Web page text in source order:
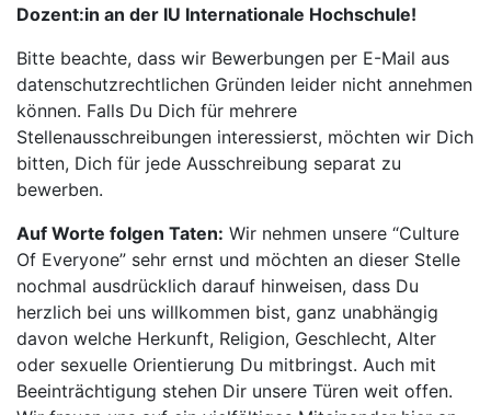
Dozent:in an der IU Internationale Hochschule!
Bitte beachte, dass wir Bewerbungen per E-Mail aus
datenschutzrechtlichen Gründen leider nicht annehmen
können. Falls Du Dich für mehrere
Stellenausschreibungen interessierst, möchten wir Dich
bitten, Dich für jede Ausschreibung separat zu
bewerben.
Auf Worte folgen Taten: Wir nehmen unsere “Culture
Of Everyone” sehr ernst und möchten an dieser Stelle
nochmal ausdrücklich darauf hinweisen, dass Du
herzlich bei uns willkommen bist, ganz unabhängig
davon welche Herkunft, Religion, Geschlecht, Alter
oder sexuelle Orientierung Du mitbringst. Auch mit
Beeinträchtigung stehen Dir unsere Türen weit offen.